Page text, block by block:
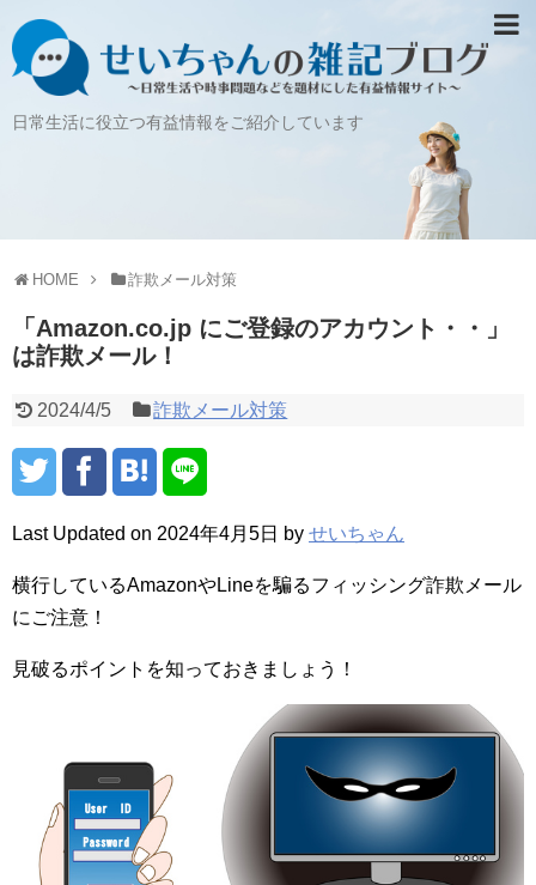
日常生活に役立つ有益情報をご紹介しています
HOME 詐欺メール対策
「Amazon.co.jp にご登録のアカウント・・」
は詐欺メール！
2024/4/5 詐欺メール対策
Last Updated on 2024年4月5日 by せいちゃん
横行しているAmazonやLineを騙るフィッシング詐欺メール
にご注意！
見破るポイントを知っておきましょう！